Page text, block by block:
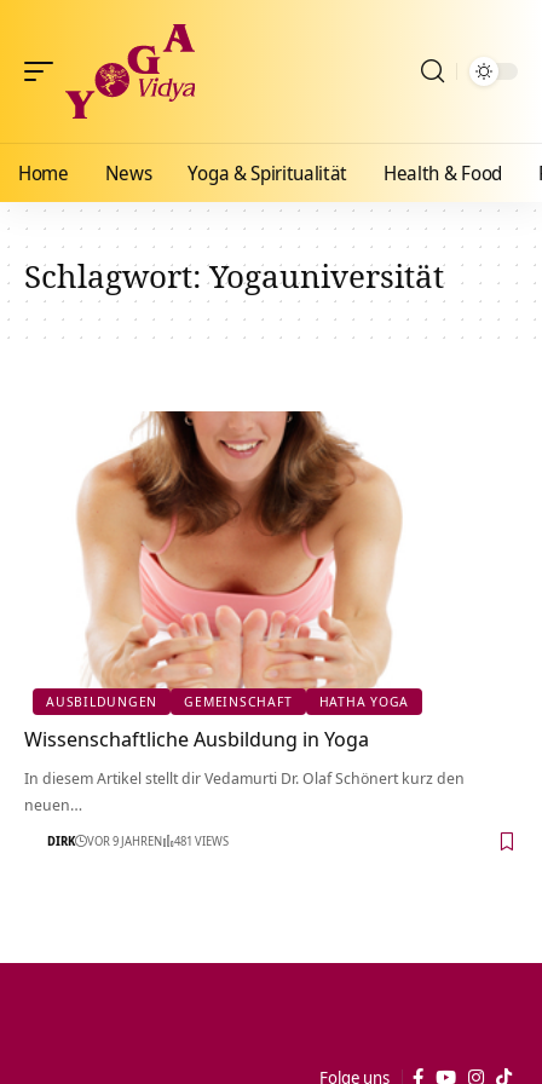
Home News Yoga & Spiritualität Health & Food
Schlagwort:Yogauniversität
AUSBILDUNGEN GEMEINSCHAFT HATHA YOGA
Wissenschaftliche Ausbildung in Yoga
In diesem Artikel stellt dir Vedamurti Dr. Olaf Schönert kurz den
neuen…
DIRK VOR 9 JAHREN 481 VIEWS
Folge uns